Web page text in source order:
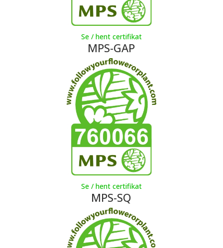
Se / hent certifikat
MPS-GAP
Se / hent certifikat
MPS-SQ